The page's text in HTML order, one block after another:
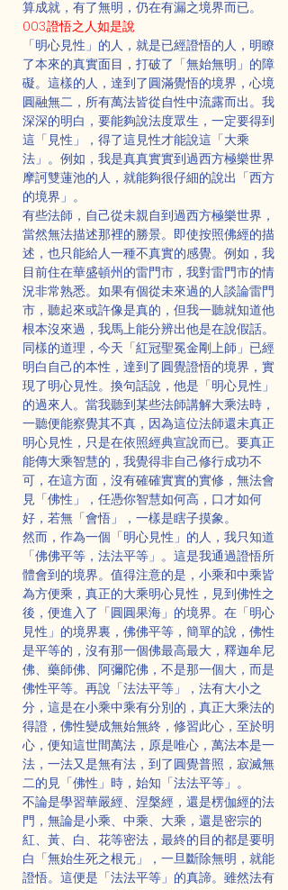
算成就，有了無明，仍在有漏之境界而已。
003.證悟之人如是說
「明心見性」的人，就是已經證悟的人，明瞭
了本來的真實面目，打破了「無始無明」的障
礙。這樣的人，達到了圓滿覺悟的境界，心境
圓融無二，所有萬法皆從自性中流露而出。我
深深的明白，要能夠說法度眾生，一定要得到
這「見性」，得了這見性才能說這「大乘
法」。例如，我是真真實實到過西方極樂世界
摩訶雙蓮池的人，就能夠很仔細的說出「西方
的境界」。
有些法師，自己從未親自到過西方極樂世界，
當然無法描述那裡的勝景。即使按照佛經的描
述，也只能給人一種不真實的感覺。例如，我
目前住在華盛頓州的雷門市，我對雷門市的情
況非常熟悉。如果有個從未來過的人談論雷門
市，聽起來或許像是真的，但我一聽就知道他
根本沒來過，我馬上能分辨出他是在說假話。
同樣的道理，今天「紅冠聖冕金剛上師」已經
明白自己的本性，達到了圓覺證悟的境界，實
現了明心見性。換句話說，他是「明心見性」
的過來人。當我聽到某些法師講解大乘法時，
一聽便能察覺其不真，因為這位法師還未真正
明心見性，只是在依照經典宣說而已。要真正
能傳大乘智慧的，我覺得非自己修行成功不
可，在這方面，沒有確確實實的實修，無法會
見「佛性」，任憑你智慧如何高，口才如何
好，若無「會悟」，一樣是瞎子摸象。
然而，作為一個「明心見性」的人，我只知道
「佛佛平等，法法平等」。這是我通過證悟所
體會到的境界。值得注意的是，小乘和中乘皆
為方便乘，真正的大乘明心見性，見到佛性之
後，便進入了「圓圓果海」的境界。在「明心
見性」的境界裏，佛佛平等，簡單的說，佛性
是平等的，沒有那一個佛最高最大，釋迦牟尼
佛、藥師佛、阿彌陀佛，不是那一個大，而是
佛性平等。再說「法法平等」，法有大小之
分，這是在小乘中乘有分別的，真正大乘法的
得證，佛性變成無始無終，修習此心，至於明
心，便知這世間萬法，原是唯心，萬法本是一
法，一法又是無有法，到了圓覺普照，寂滅無
二的見「佛性」時，始知「法法平等」。
不論是學習華嚴經、涅槃經，還是楞伽經的法
門，無論是小乘、中乘、大乘，還是密宗的
紅、黃、白、花等密法，最終的目的都是要明
白「無始生死之根元」，一旦斷除無明，就能
證悟。這便是「法法平等」的真諦。雖然法有